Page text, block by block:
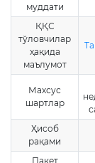
муддати
ҚҚС
тўловчилар
ҳақида
маълумот
Махсус
шартлар
Ҳисоб
рақами
Пакет